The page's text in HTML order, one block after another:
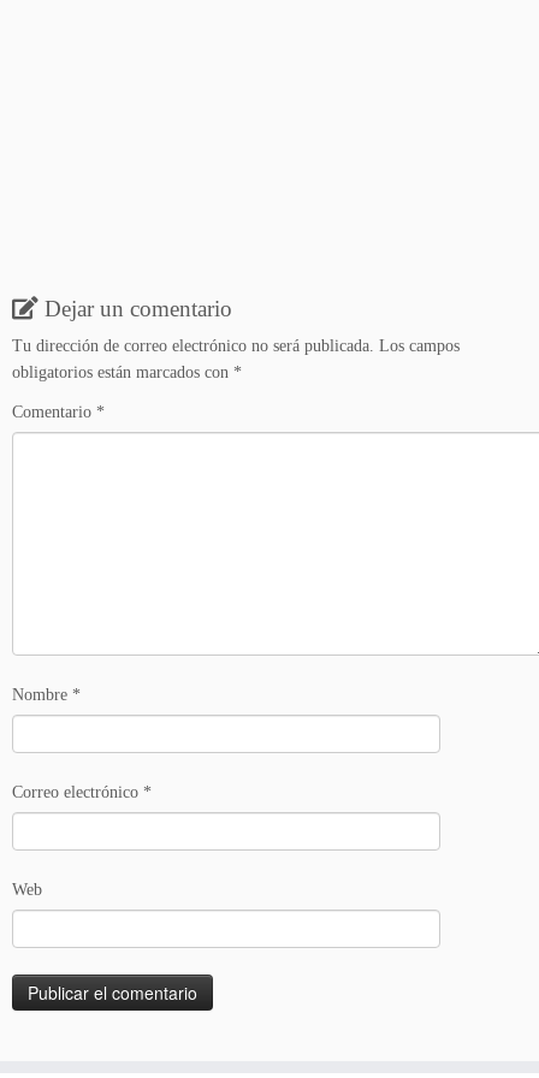
Dejar un comentario
Tu dirección de correo electrónico no será publicada. Los campos
obligatorios están marcados con *
Comentario *
Nombre *
Correo electrónico *
Web